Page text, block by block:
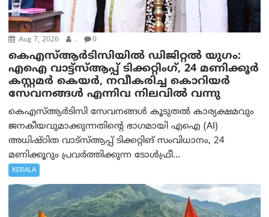
Aug 7, 2026 . 0
കെഎസ്ആർടിസിയിൽ ഡിജിറ്റൽ യുഗം:
എഐ വാട്ട്‌സ്ആപ്പ് ടിക്കറ്റിംഗ്, 24 മണിക്കൂർ
കസ്റ്റമർ കെയർ, നവീകരിച്ച കൊറിയർ
സേവനങ്ങൾ എന്നിവ നിലവിൽ വന്നു
കെഎസ്ആർടിസി സേവനങ്ങൾ കൂടുതൽ കാര്യക്ഷമവും
ജനകീയവുമാക്കുന്നതിന്റെ ഭാഗമായി എഐ (AI)
അധിഷ്ഠിത വാട്‌സ്ആപ്പ് ടിക്കറ്റിങ് സംവിധാനം, 24
മണിക്കൂറും പ്രവർത്തിക്കുന്ന ടോൾഫ്രീ...
KERALA